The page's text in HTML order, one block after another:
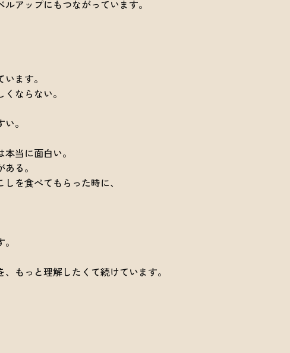
アップにもつながっています。
ます。
ならない。
。
当に面白い。
る。
を食べてもらった時に、
もっと理解したくて続けています。